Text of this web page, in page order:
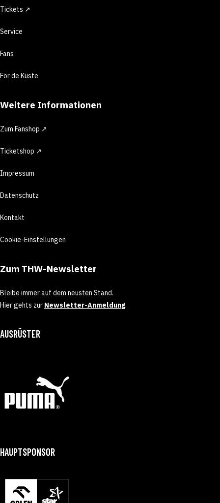
Tickets ↗
Service
Fans
För de Küste
Weitere Informationen
Zum Fanshop ↗
Ticketshop ↗
Impressum
Datenschutz
Kontakt
Cookie-Einstellungen
Zum THW-Newsletter
Bleibe immer auf dem neusten Stand.
Hier gehts zur Newsletter-Anmeldung.
AUSRÜSTER
HAUPTSPONSOR